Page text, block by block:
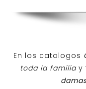
En los catalogos
toda la familiay